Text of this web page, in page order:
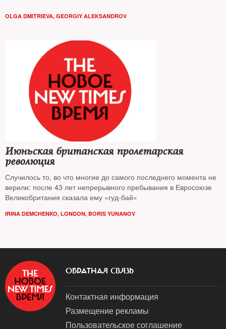
OLGA DMITRIEVA, GEORGIY ALEKSANDROV
Июньская британская пролетарская
революция
Случилось то, во что многие до самого последнего момента не
верили: после 43 лет непрерывного пребывания в Евросоюзе
Великобритания сказала ему «гуд-бай»
IRINA DEMCHENKO, LONDON, BORIS YUNANOV
ОБРАТНАЯ СВЯЗЬ
Контактная информация
Размещение рекламы
Пользовательское соглашение